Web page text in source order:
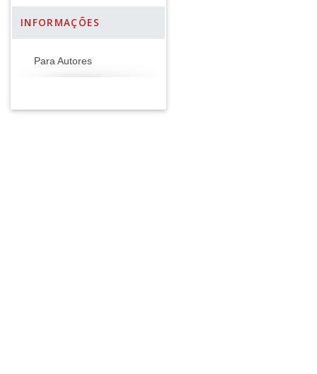
INFORMAÇÕES
Para Autores